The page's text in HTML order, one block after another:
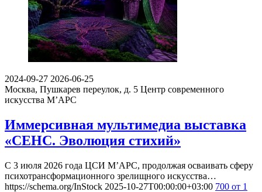
2024-09-27 2026-06-25
Москва, Пушкарев переулок, д. 5 Центр современного
искусства М’АРС
Иммерсивная мультимедиа выставка
«СЕНС. Эволюция стихий»
С 3 июля 2026 года ЦСИ М’АРС, продолжая осваивать сферу
психотрансформационного зрелищного искусства…
https://schema.org/InStock 2025-10-27T00:00:00+03:00 700 от 1